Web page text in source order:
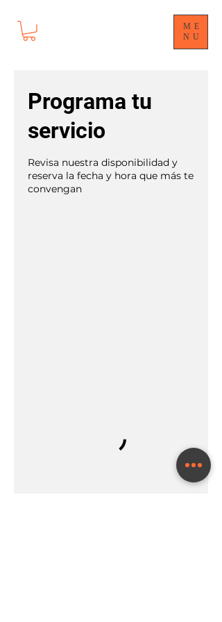
ME
NU
Programa tu
servicio
Revisa nuestra disponibilidad y
reserva la fecha y hora que más te
convengan